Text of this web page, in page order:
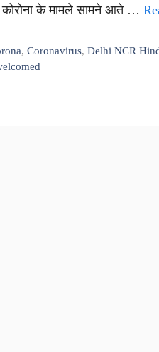
कोरोना के मामले सामने आते …
,Coronavirus,Delhi NCR